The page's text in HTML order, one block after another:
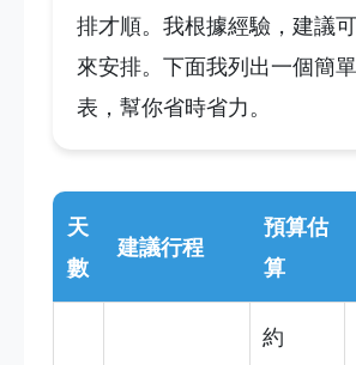
排才順。我根據經驗，建議
來安排。下面我列出一個簡
表，幫你省時省力。
天
數
建議行程
預算估
算
約